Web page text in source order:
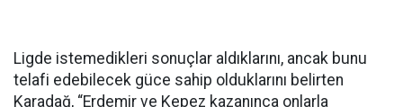
Ligde istemedikleri sonuçlar aldıklarını, ancak bunu
telafi edebilecek güce sahip olduklarını belirten
Karadağ, “Erdemir ve Kepez kazanınca onlarla